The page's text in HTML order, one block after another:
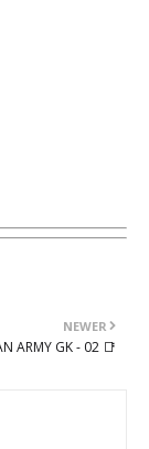
NEWER
ARMY GK - 02 📑